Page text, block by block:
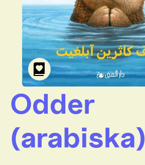
Odder
(arabiska)